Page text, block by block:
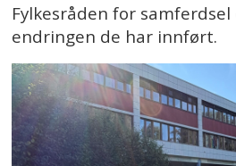
Fylkesråden for
endringen de har innført.